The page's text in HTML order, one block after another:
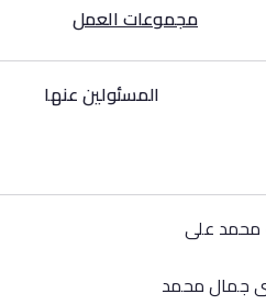
مجموعات العمل
المسئولين عنها
محمد على
جمال محمد